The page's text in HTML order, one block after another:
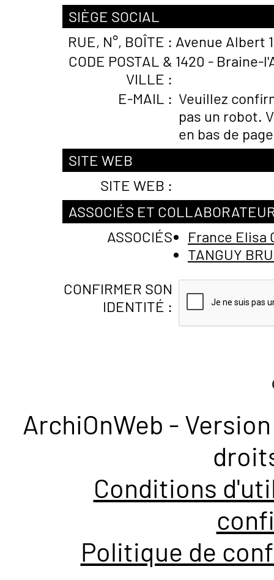
SIÈGE SOCIAL
RUE, N°, BOÎTE : Avenue Albert
CODE POSTAL &
VILLE :
1420 - Braine-
E-MAIL : Veuillez
pas un robot.
en bas de
SITE WEB
SITE WEB :
ASSOCIÉS ET
ASSOCIÉS
France Elisa
TANGUY
CONFIRMER SON
IDENTITÉ :
ArchiOnWeb -
Conditions
Politique de